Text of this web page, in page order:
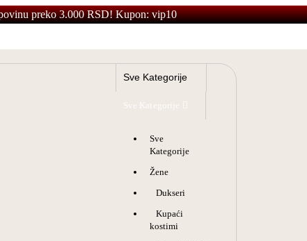
preko 3.000 RSD! Kupon: vip10
Sve Kategorije
Sve
Kategorije
Žene
Dukseri
Kupaći
kostimi